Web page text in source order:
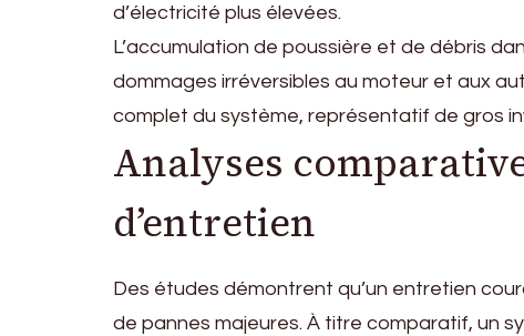
d’électricité plus élevées.
L’accumulation de poussière et de débris
dommages irréversibles au moteur et aux
complet du système, représentatif de gros
Analyses
d’entretien
Des études démontrent qu’un entretien
de pannes majeures. À titre comparatif, un